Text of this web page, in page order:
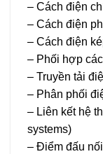
– Cách điện
– Cách điện
– Cách điện
– Phối hợp
– Truyền tải
– Phân phối
– Liên kết hệ
systems)
– Điểm đấu